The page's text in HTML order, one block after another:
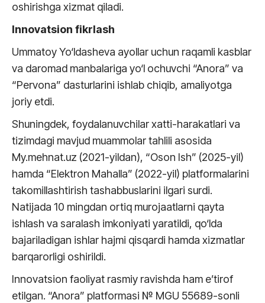
oshirishga xizmat qiladi.
Innovatsion fikrlash
Ummatoy Yo‘ldasheva ayollar uchun raqamli kasblar
va daromad manbalariga yo‘l ochuvchi “Anora” va
“Pervona” dasturlarini ishlab chiqib, amaliyotga
joriy etdi.
Shuningdek, foydalanuvchilar xatti-harakatlari va
tizimdagi mavjud muammolar tahlili asosida
My.mehnat.uz (2021-yildan), “Oson Ish” (2025-yil)
hamda “Elektron Mahalla” (2022-yil) platformalarini
takomillashtirish tashabbuslarini ilgari surdi.
Natijada 10 mingdan ortiq murojaatlarni qayta
ishlash va saralash imkoniyati yaratildi, qo‘lda
bajariladigan ishlar hajmi qisqardi hamda xizmatlar
barqarorligi oshirildi.
Innovatsion faoliyat rasmiy ravishda ham e’tirof
etilgan. “Anora” platformasi № MGU 55689-sonli